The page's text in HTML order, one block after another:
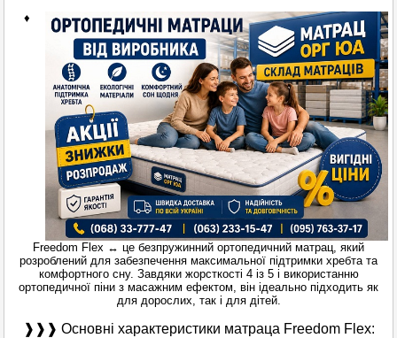
♦
Freedom Flex ↔ це безпружинний ортопедичний матрац, який
розроблений для забезпечення максимальної підтримки хребта та
комфортного сну. Завдяки жорсткості 4 із 5 і використанню
ортопедичної піни з масажним ефектом, він ідеально підходить як
для дорослих, так і для дітей.
❱❱❱ Основні характеристики матраца Freedom Flex: